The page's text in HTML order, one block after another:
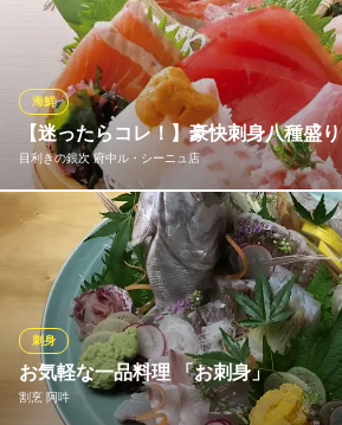
東京都府中市片町2-21-16 池田ビル2F
本まぐろの盛り合わせ、出来立てツナ～ジ
さを最大限に引き出したメニューが勢揃い
アカマル屋鮮魚店 府中店
大宮駅近 海鮮居酒屋
京王線府中駅 徒歩1分
東京都府中市府中町1-6-1 古沢ビル1F
【迷ったらコレ！】豪快刺身八種盛り
目利きの銀次 府中ル・シーニュ店
海鮮
『豪快刺身八種盛り』海の幸を贅沢に使い
チオシの刺身盛り。まぐろやサーモンなど
らこちらがおすすめ！2～3名で美味しく楽
理をぜひ当店でご堪能ください。※季節や
が変わる場合があります。
目利きの銀次 府中ル・シーニュ店
漁師料理とうまい酒
お気軽な一品料理 「お刺身」
割烹 阿吽
刺身